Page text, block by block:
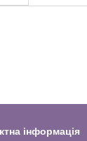
інформація